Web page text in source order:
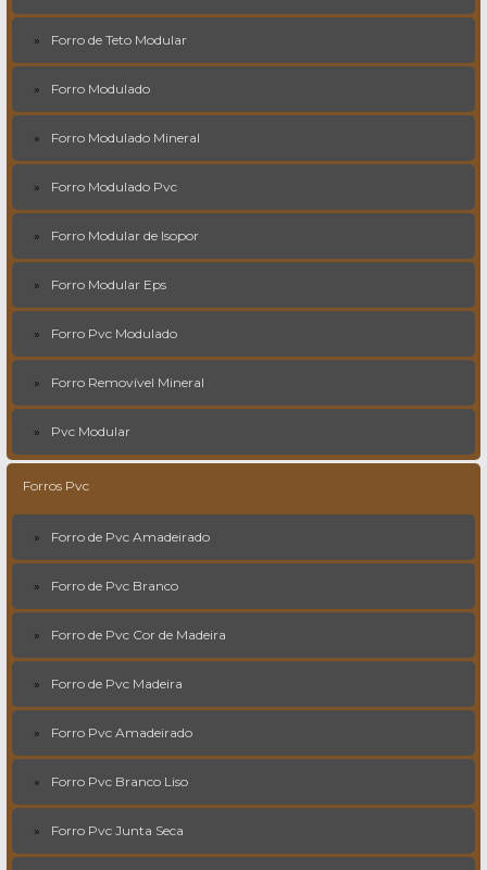
Forro de Teto Modular
Forro Modulado
Forro Modulado Mineral
Forro Modulado Pvc
Forro Modular de Isopor
Forro Modular Eps
Forro Pvc Modulado
Forro Removível Mineral
Pvc Modular
Forros Pvc
Forro de Pvc Amadeirado
Forro de Pvc Branco
Forro de Pvc Cor de Madeira
Forro de Pvc Madeira
Forro Pvc Amadeirado
Forro Pvc Branco Liso
Forro Pvc Junta Seca